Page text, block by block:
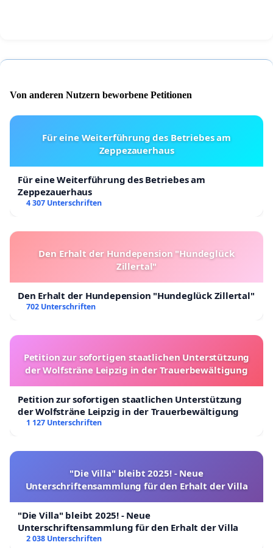
Von anderen Nutzern beworbene Petitionen
Für eine Weiterführung des Betriebes am
Zeppezauerhaus
Für eine Weiterführung des Betriebes am
Zeppezauerhaus
4 307 Unterschriften
Den Erhalt der Hundepension "Hundeglück
Zillertal"
Den Erhalt der Hundepension "Hundeglück Zillertal"
702 Unterschriften
Petition zur sofortigen staatlichen Unterstützung
der Wolfsträne Leipzig in der Trauerbewältigung
Petition zur sofortigen staatlichen Unterstützung
der Wolfsträne Leipzig in der Trauerbewältigung
1 127 Unterschriften
"Die Villa" bleibt 2025! - Neue
Unterschriftensammlung für den Erhalt der Villa
"Die Villa" bleibt 2025! - Neue
Unterschriftensammlung für den Erhalt der Villa
2 038 Unterschriften